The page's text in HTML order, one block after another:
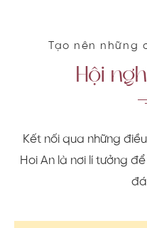
Hội
Tạo nên
Kết nối qua những
Hoi An là nơi lí tưởng